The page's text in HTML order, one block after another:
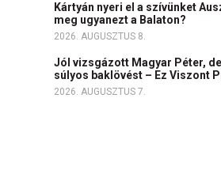
Kártyán nyeri el a szívünket
meg ugyanezt a Balaton?
2026. AUGUSZTUS 8.
Jól vizsgázott Magyar Péter,
súlyos baklövést – Ez Viszont
2026. AUGUSZTUS 7.